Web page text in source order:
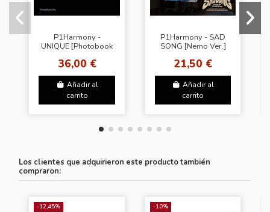
P1Harmony -
UNIQUE [Photobook
Cover] [Signed] -
Europe Exclusive
36,00 €
Añadir al
carrito
P1Harmony - SAD
SONG [Nemo Ver.]
21,50 €
Añadir al
carrito
Los clientes que adquirieron este producto también
compraron:
-12,45% -10%